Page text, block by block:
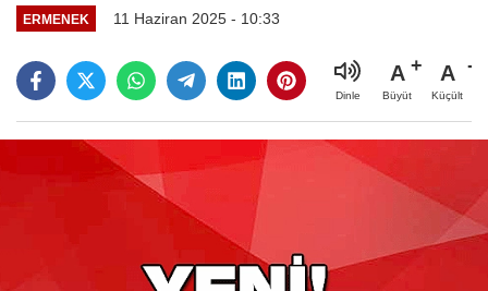
ERMENEK 11 Haziran 2025 - 10:33
Dinle
A
Büyüt
A
Küçült